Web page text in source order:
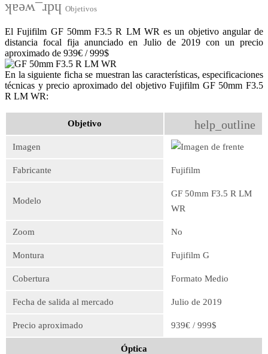
hdr_weak Objetivos
El Fujifilm GF 50mm F3.5 R LM WR es un objetivo angular de
distancia focal fija anunciado en Julio de 2019 con un precio
aproximado de 939€ / 999$
En la siguiente ficha se muestran las características, especificaciones
técnicas y precio aproximado del objetivo Fujifilm GF 50mm F3.5
R LM WR:
Objetivo help_outline
Imagen
Fabricante Fujifilm
Modelo
GF 50mm F3.5 R LM
WR
Zoom No
Montura Fujifilm G
Cobertura Formato Medio
Fecha de salida al mercado Julio de 2019
Precio aproximado 939€ / 999$
Óptica